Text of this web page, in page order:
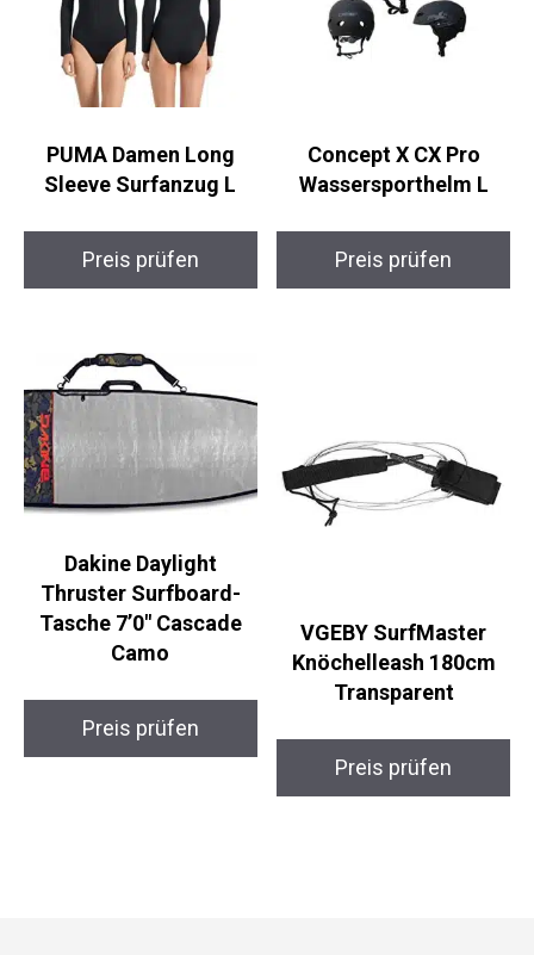
PUMA Damen Long
Sleeve Surfanzug L
Preis prüfen
Concept X CX Pro
Wassersporthelm L
Preis prüfen
Dakine Daylight
Thruster Surfboard-
Tasche 7’0″ Cascade
Camo
Preis prüfen
VGEBY SurfMaster
Knöchelleash 180cm
Transparent
Preis prüfen